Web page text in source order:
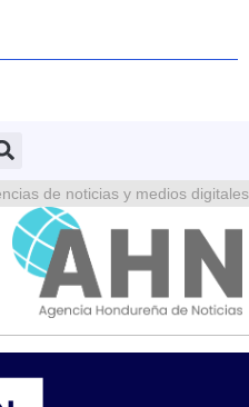
de noticias y medios digitales